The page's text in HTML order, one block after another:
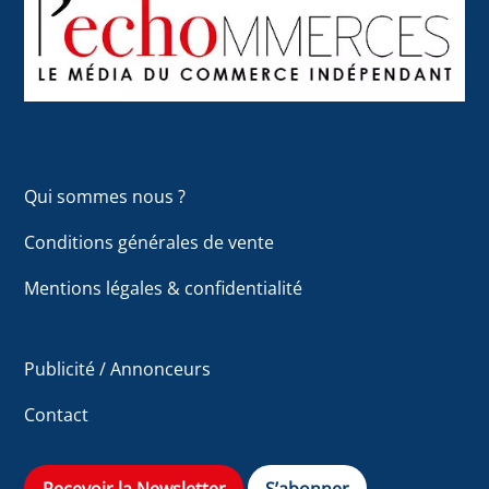
To
Top
Qui sommes nous ?
Conditions générales de vente
Mentions légales & confidentialité
Publicité / Annonceurs
Contact